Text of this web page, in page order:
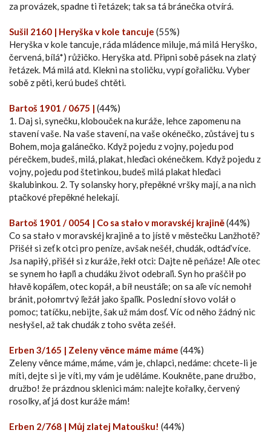
za provázek, spadne ti řetázek; tak sa tá bránečka otvírá.
Sušil 2160 | Heryška v kole tancuje (55%)
Heryška v kole tancuje, ráda mládence miluje, má milá Heryško,
červená, bílá*) růžičko. Heryška atd. Připni sobě pásek na zlatý
řetázek. Má milá atd. Klekni na stoličku, vypí gořaličku. Vyber
sobě z pěti, kerú budeš chtěti.
Bartoš 1901 / 0675 | (44%)
1. Daj si, synečku, klobouček na kuráže, lehce zapomenu na
stavení vaše. Na vaše stavení, na vaše okénečko, zůstávej tu s
Bohem, moja galánečko. Když pojedu z vojny, pojedu pod
pérečkem, budeš, milá, plakat, hleďaci okénečkem. Když pojedu z
vojny, pojedu pod štetinkou, budeš milá plakat hleďaci
škalubinkou. 2. Ty solansky hory, přepěkné vršky mají, a na nich
ptačkové přepěkné helekají.
Bartoš 1901 / 0054 | Co sa stało v moravskéj krajině(44%)
Co sa stało v moravskéj krajině a to jístě v městečku Lanžhotě?
Přišéł si zeť k otci pro peníze, avšak nešéł, chudák, odtáď více.
Jsa napiłý, přišéł si z kuráže, řekł otci: Dajte ně peňáze! Aľe otec
se synem ho łapľi a chudáku život odebraľi. Syn ho praščił po
hłavě kopáľem, otec kopáł, a bíł neustáľe; on sa aľe víc nemohł
bránit, połomrtvý ľežáł jako špaľík. Poslední słovo voláł o
pomoc; tatíčku, nebijte, šak už mám dosť. Víc od něho žádný nic
nesłyšel, až tak chudák z toho světa zešéł.
Erben 3/165 | Zeleny věnce máme máme (44%)
Zeleny věnce máme, máme, vám je, chlapci, nedáme: chcete-li je
míti, dejte si je víti, my vám je uděláme. Koukněte, pane družbo,
družbo! že prázdnou sklenici mám: nalejte kořalky, červený
rosolky, ať já dost kuráže mám!
Erben 2/768 | Můj zlatej Matoušku! (44%)